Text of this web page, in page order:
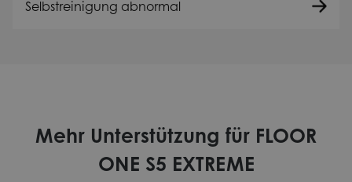
Selbstreinigung abnormal
Mehr Unterstützung für FLOOR
ONE S5 EXTREME